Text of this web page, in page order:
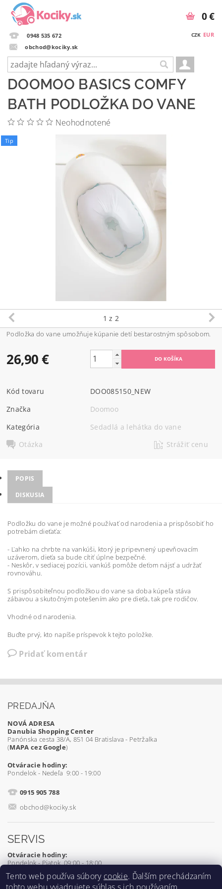
0948 535 672
obchod@kociky.sk
CZK EUR
0 €
DOOMOO BASICS COMFY
BATH PODLOŽKA DO VANE
Neohodnotené
Tip
1 z 2
Podložka do vane umožňuje kúpanie detí bestarostným spôsobom.
26,90 €
Kód tovaru
DOO085150_NEW
Značka
Doomoo
Kategória
Sedadlá a lehátka do vane
Otázka
Strážiť cenu
POPIS
DISKUSIA
Podložku do vane je možné používať od narodenia a prispôsobiť ho
potrebám dieťaťa:
- Ľahko na chrbte na vankúši, ktorý je pripevnený upevňovacím
uzáverom, dieťa sa bude cítiť úplne bezpečné.
- Neskôr, v sediacej pozícii, vankúš pomôže deťom nájsť a udržať
rovnováhu.
S prispôsobiteľnou podložkou do vane sa doba kúpeľa stáva
zábavou a skutočným potešením ako pre dieťa, tak pre rodičov.
Vhodné od narodenia.
Buďte prvý, kto napíše príspevok k tejto položke.
Pridať komentár
PREDAJŇA
NOVÁ ADRESA
Danubia Shopping Center
Panónska cesta 38/A, 851 04 Bratislava - Petržalka
(MAPA cez Google)
Otváracie hodiny:
Pondelok - Nedeľa 9:00 - 19:00
0915 905 788
obchod@kociky.sk
SERVIS
Otváracie hodiny:
Pondelok - Piatok 09:00 - 18:00
0905 539 927
Tento web používa súbory cookie. Ďalším prechádzaním